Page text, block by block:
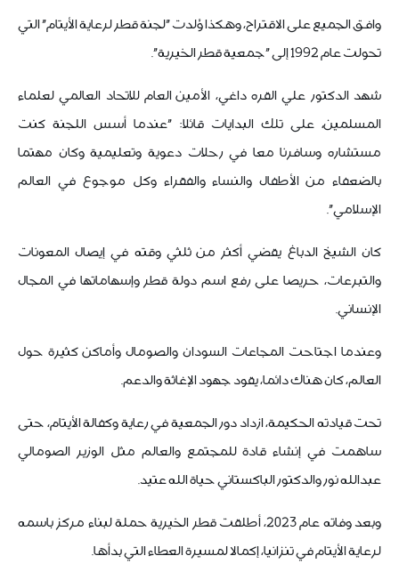
وافق الجميع على الاقتراح، وهكذا وُلدت "لجنة قطر لرعاية الأيتام" التي
تحولت عام 1992 إلى "جمعية قطر الخيرية".
شهد الدكتور علي القره داغي، الأمين العام للاتحاد العالمي لعلماء
المسلمين، على تلك البدايات قائلا: "عندما أسس اللجنة كنت
مستشاره وسافرنا معا في رحلات دعوية وتعليمية وكان مهتما
بالضعفاء من الأطفال والنساء والفقراء وكل موجوع في العالم
الإسلامي".
كان الشيخ الدباغ يقضي أكثر من ثلثي وقته في إيصال المعونات
والتبرعات، حريصا على رفع اسم دولة قطر وإسهاماتها في المجال
الإنساني.
وعندما اجتاحت المجاعات السودان والصومال وأماكن كثيرة حول
العالم، كان هناك دائما، يقود جهود الإغاثة والدعم.
تحت قيادته الحكيمة، ازداد دور الجمعية في رعاية وكفالة الأيتام، حتى
ساهمت في إنشاء قادة للمجتمع والعالم مثل الوزير الصومالي
عبدالله نور والدكتور الباكستاني حياة الله عتيد.
وبعد وفاته عام 2023، أطلقت قطر الخيرية حملة لبناء مركز باسمه
لرعاية الأيتام في تنزانيا، إكمالا لمسيرة العطاء التي بدأها.